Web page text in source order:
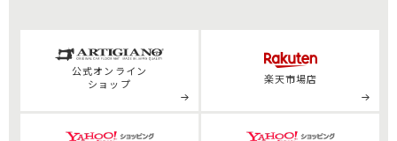
公式オンライン
ショップ
楽天市場店